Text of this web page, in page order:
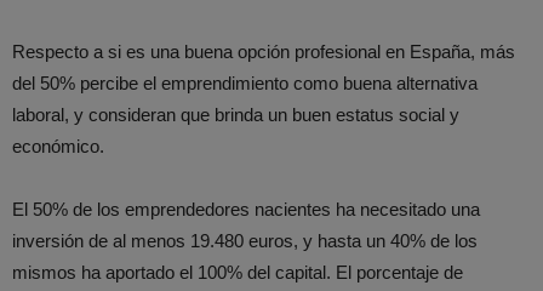
Respecto a si es una buena opción profesional en España, más
del 50% percibe el emprendimiento como buena alternativa
laboral, y consideran que brinda un buen estatus social y
económico.
El 50% de los emprendedores nacientes ha necesitado una
inversión de al menos 19.480 euros, y hasta un 40% de los
mismos ha aportado el 100% del capital. El porcentaje de